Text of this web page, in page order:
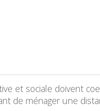
et sociale doivent
de ménager une